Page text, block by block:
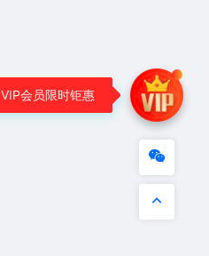
VIP会员限时钜惠